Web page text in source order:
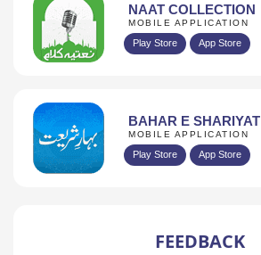
NAAT COLLECTION
MOBILE APPLICATION
Play Store App Store
BAHAR E SHARIYAT
MOBILE APPLICATION
Play Store App Store
FEEDBACK